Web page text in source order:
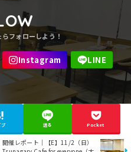
ブ 送る Pocket
開催レポート｜【E】11/2（日）